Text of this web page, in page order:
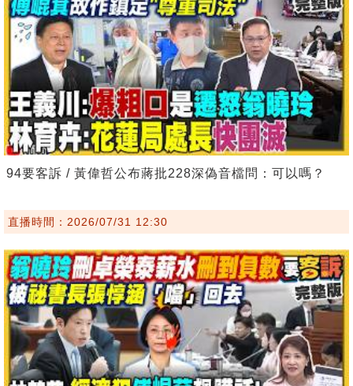
94要客訴 / 黃偉哲公布蔣批228深偽音檔問：可以嗎？
直播時間：2026/07/31 12:30